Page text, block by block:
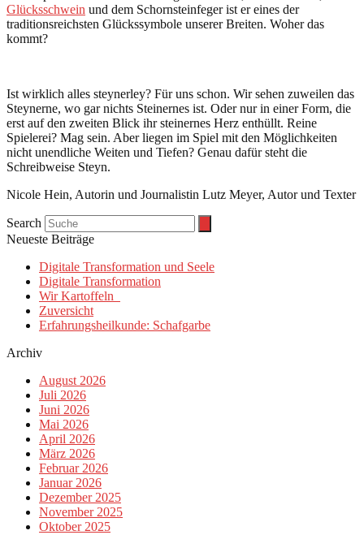
Glücksschwein und dem Schornsteinfeger ist er eines der
traditionsreichsten Glückssymbole unserer Breiten. Woher das
kommt?
Ist wirklich alles steynerley? Für uns schon. Wir sehen zuweilen das
Steynerne, wo gar nichts Steinernes ist. Oder nur in einer Form, die
erst auf den zweiten Blick ihr steinernes Herz enthüllt. Reine
Spielerei? Mag sein. Aber liegen im Spiel mit den Möglichkeiten
nicht unendliche Weiten und Tiefen? Genau dafür steht die
Schreibweise Steyn.
Nicole Hein, Autorin und Journalistin Lutz Meyer, Autor und Texter
Search
Neueste Beiträge
Digitale Transformation und Seele
Digitale Transformation
Wir Kartoffeln
Zuversicht
Erfahrungsheilkunde: Schafgarbe
Archiv
August 2026
Juli 2026
Juni 2026
Mai 2026
April 2026
März 2026
Februar 2026
Januar 2026
Dezember 2025
November 2025
Oktober 2025